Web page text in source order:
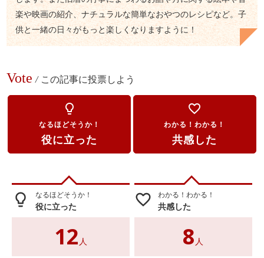
楽や映画の紹介、ナチュラルな簡単なおやつのレシピなど。子
供と一緒の日々がもっと楽しくなりますように！
Vote / この記事に投票しよう
lightbulb_outline
なるほどそうか！
役に立った
favorite_border
わかる！わかる！
共感した
lightbulb_outline なるほどそうか！
役に立った
12 人
favorite_border わかる！わかる！
共感した
8 人